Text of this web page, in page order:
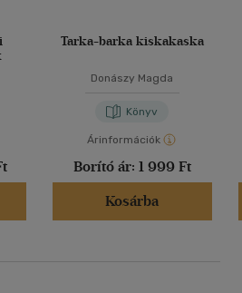
Tarka-barka kiskakaska
Donászy Magda
Könyv
Árinformációk
Borító ár: 1 999 Ft
Kosárba